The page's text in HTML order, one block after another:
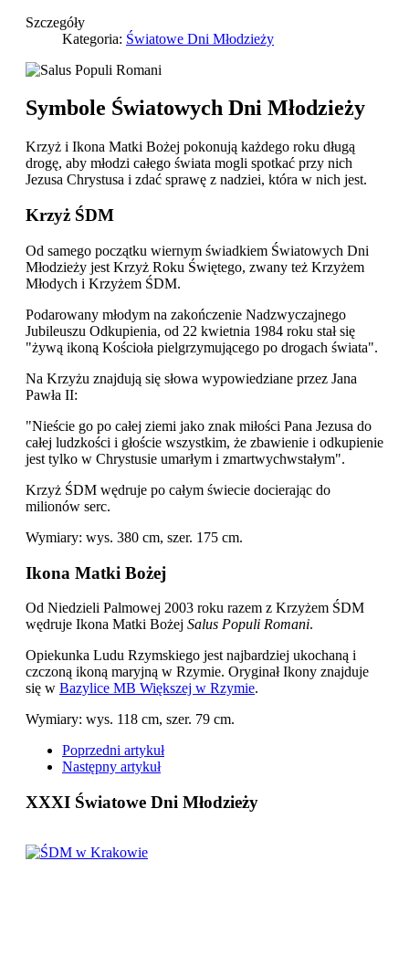
Szczegóły
Kategoria: Światowe Dni Młodzieży
Symbole Światowych Dni Młodzieży
Krzyż i Ikona Matki Bożej pokonują każdego roku długą
drogę, aby młodzi całego świata mogli spotkać przy nich
Jezusa Chrystusa i zdać sprawę z nadziei, która w nich jest.
Krzyż ŚDM
Od samego początku wiernym świadkiem Światowych Dni
Młodzieży jest Krzyż Roku Świętego, zwany też Krzyżem
Młodych i Krzyżem ŚDM.
Podarowany młodym na zakończenie Nadzwyczajnego
Jubileuszu Odkupienia, od 22 kwietnia 1984 roku stał się
"żywą ikoną Kościoła pielgrzymującego po drogach świata".
Na Krzyżu znajdują się słowa wypowiedziane przez Jana
Pawła II:
"Nieście go po całej ziemi jako znak miłości Pana Jezusa do
całej ludzkości i głoście wszystkim, że zbawienie i odkupienie
jest tylko w Chrystusie umarłym i zmartwychwstałym".
Krzyż ŚDM wędruje po całym świecie docierając do
milionów serc.
Wymiary: wys. 380 cm, szer. 175 cm.
Ikona Matki Bożej
Od Niedzieli Palmowej 2003 roku razem z Krzyżem ŚDM
wędruje Ikona Matki Bożej Salus Populi Romani.
Opiekunka Ludu Rzymskiego jest najbardziej ukochaną i
czczoną ikoną maryjną w Rzymie. Oryginał Ikony znajduje
się w Bazylice MB Większej w Rzymie.
Wymiary: wys. 118 cm, szer. 79 cm.
Poprzedni artykuł
Następny artykuł
XXXI Światowe Dni Młodzieży